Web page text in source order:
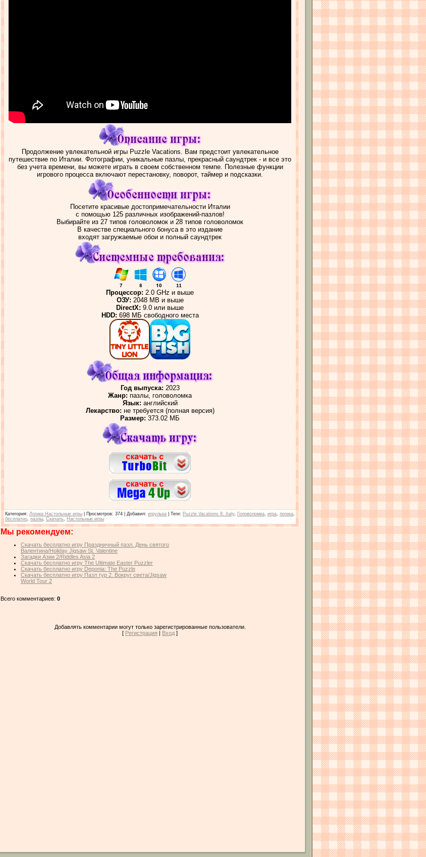
Продолжение увлекательной игры Puzzle Vacations. Вам предстоит увлекательное
путешествие по Италии. Фотографии, уникальные пазлы, прекрасный саундтрек - и все это
без учета времени, вы можете играть в своем собственном темпе. Полезные функции
игрового процесса включают перестановку, поворот, таймер и подсказки.
Посетите красивые достопримечательности Италии
с помощью 125 различных изображений-пазлов!
Выбирайте из 27 типов головоломок и 28 типов головоломок
В качестве специального бонуса в это издание
входят загружаемые обои и полный саундтрек
Процессор: 2.0 GHz и выше
ОЗУ: 2048 MB и выше
DirectX: 9.0 или выше
HDD: 698 МБ свободного места
Год выпуска: 2023
Жанр: пазлы, головоломка
Язык: английский
Лекарство: не требуется (полная версия)
Размер: 373.02 МБ
Категория: Логика Настольные игры Просмотров: 374 | Добавил: игрулька Теги: Puzzle Vacations 8: Italy, Головоломка игра логика
бесплатно пазлы Скачать Настольные игры
Мы рекомендуем:
Скачать бесплатно игру Праздничный пазл. День святого
Валентина/Holiday Jigsaw St. Valentine
Загадки Азии 2/Riddles Asia 2
Скачать бесплатно игру The Ultimate Easter Puzzler
Скачать бесплатно игру Deponia: The Puzzle
Скачать бесплатно игру Пазл тур 2. Вокруг света/Jigsaw
World Tour 2
Всего комментариев: 0
Добавлять комментарии могут только зарегистрированные пользователи.
[ Регистрация | Вход ]